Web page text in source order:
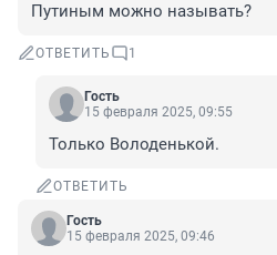
Путиным можно называть?
ОТВЕТИТЬ 1
Гость
15 февраля 2025, 09:55
Только Володенькой.
ОТВЕТИТЬ
Гость
15 февраля 2025, 09:46